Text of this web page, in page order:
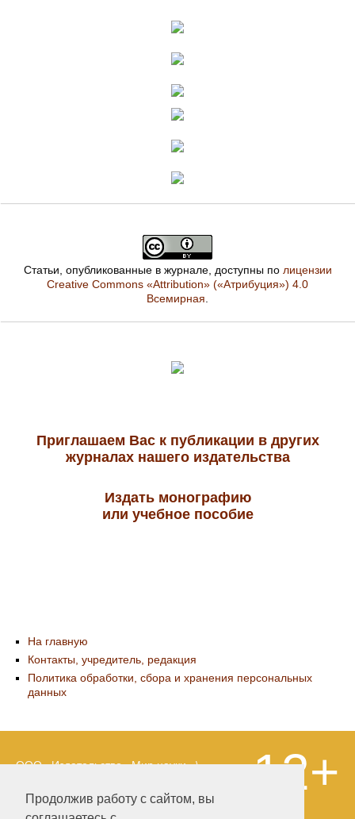
Продолжив работу с сайтом, вы
Статьи, опубликованные в журнале, доступны по лицензии
Creative Commons «Attribution» («Атрибуция») 4.0
Всемирная
Приглашаем Вас к публикации в других
журналах нашего издательства
Издать монографию
или учебное пособие
На главную
Контакты, учредитель, редакция
Политика обработки, сбора и хранения персональных
данных
ООО «Издательство «Мир науки» \
LLC Материалы, размещенные на сайте,
охраняются Законом о защите авторских
12+